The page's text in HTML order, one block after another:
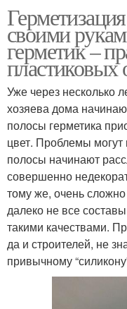
своими
герметик –
пластиковых
Уже через несколько
хозяева дома
полосы герметика
цвет. Проблемы могут
полосы начинают
совершенно
тому же, очень
далеко не все
такими качествами.
да и строителей, не
привычному